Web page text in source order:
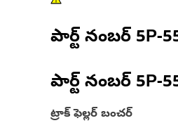
పార్ట్ నంబర్ 5P-
పార్ట్ నంబర్ 5P-
ట్రాక్ ఫెల్లర్ బంచర్